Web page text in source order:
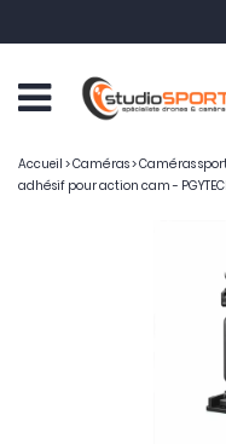
Accueil >Caméras>Caméras
adhésif pour action cam -